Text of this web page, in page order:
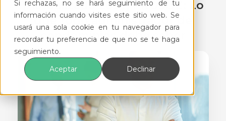
Si rechazas, no se hará seguimiento de tu
información cuando visites este sitio web. Se
usará una sola cookie en tu navegador para
recordar tu preferencia de que no se te haga
seguimiento.
Aceptar
Declinar
[Actualizado 2025] PROSOC: Lo
que todo administrador de
condominios debe saber